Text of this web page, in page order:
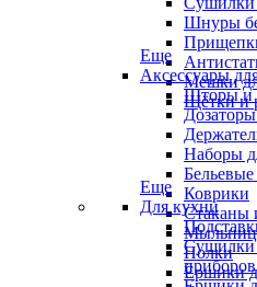
Шнуры
Мешки
Щётки и
Еще
Аксессуары
Шторы и
Наборы
Коврики
Стаканы
Полки
Ёршики
Еще
Для кухни
Сушилки
приборов